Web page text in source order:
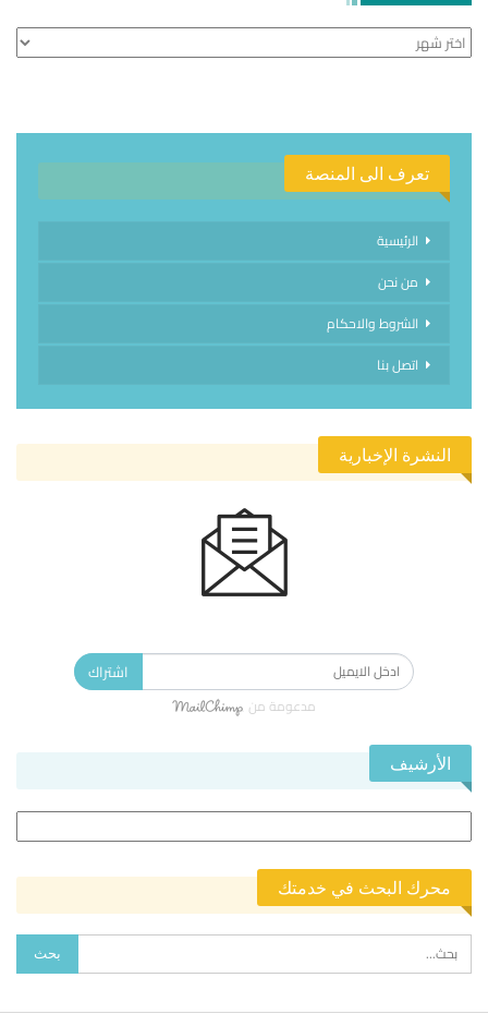
الأرشيف
تعرف الى المنصة
الرئيسية
من نحن
الشروط والاحكام
اتصل بنا
النشرة الإخبارية
اشتراك
مدعومة من
الأرشيف
محرك البحث في خدمتك